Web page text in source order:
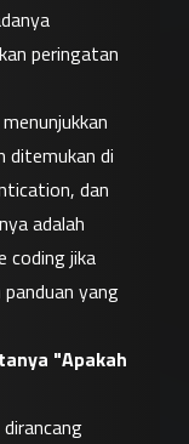
peringatan
ditemukan di
adalah
coding jika
yang
"Apakah